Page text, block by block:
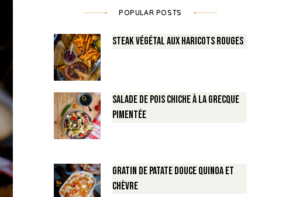
POPULAR POSTS
Steak végétal aux haricots rouges
Salade de Pois chiche à la Grecque
pimentée
Gratin de Patate douce Quinoa et
Chèvre